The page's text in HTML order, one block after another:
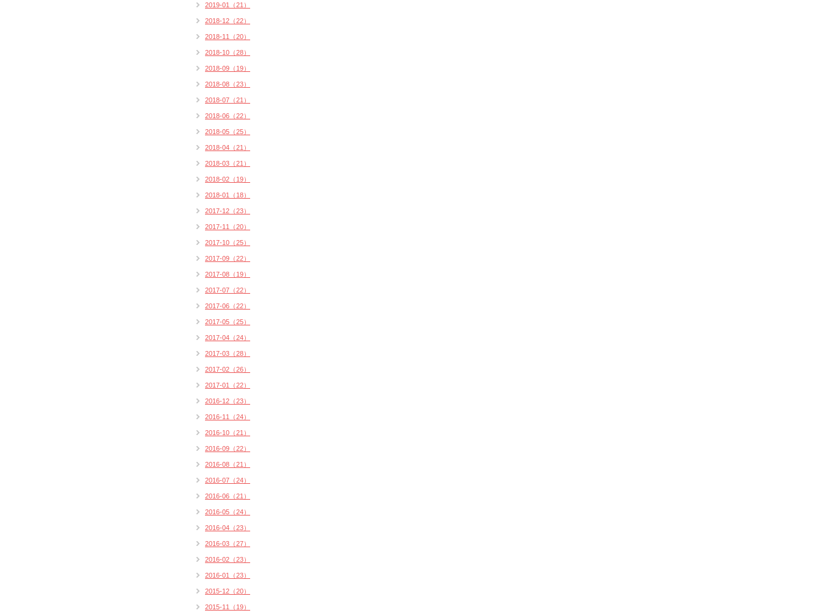
2019-01（21）
2018-12（22）
2018-11（20）
2018-10（28）
2018-09（19）
2018-08（23）
2018-07（21）
2018-06（22）
2018-05（25）
2018-04（21）
2018-03（21）
2018-02（19）
2018-01（18）
2017-12（23）
2017-11（20）
2017-10（25）
2017-09（22）
2017-08（19）
2017-07（22）
2017-06（22）
2017-05（25）
2017-04（24）
2017-03（28）
2017-02（26）
2017-01（22）
2016-12（23）
2016-11（24）
2016-10（21）
2016-09（22）
2016-08（21）
2016-07（24）
2016-06（21）
2016-05（24）
2016-04（23）
2016-03（27）
2016-02（23）
2016-01（23）
2015-12（20）
2015-11（19）